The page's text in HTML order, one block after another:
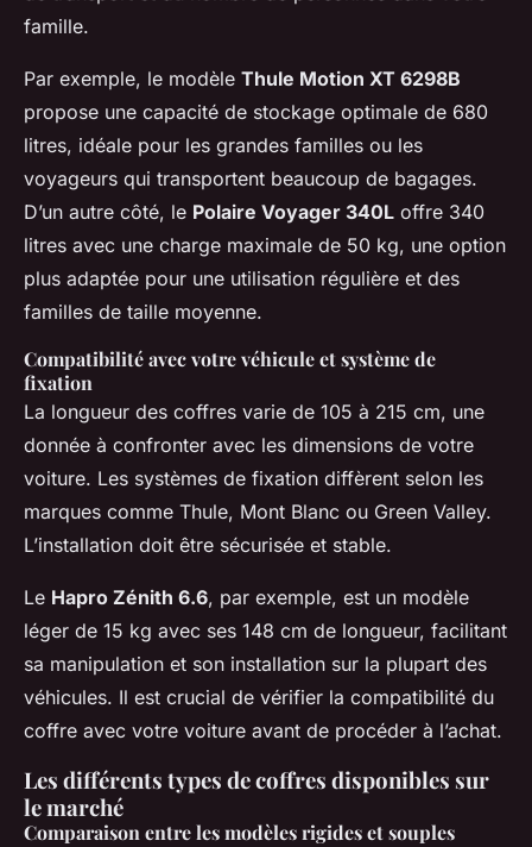
famille.
Par exemple, le modèle Thule Motion XT 6298B
propose une capacité de stockage optimale de 680
litres, idéale pour les grandes familles ou les
voyageurs qui transportent beaucoup de bagages.
D’un autre côté, le Polaire Voyager 340L offre 340
litres avec une charge maximale de 50 kg, une option
plus adaptée pour une utilisation régulière et des
familles de taille moyenne.
Compatibilité avec votre véhicule et système de
fixation
La longueur des coffres varie de 105 à 215 cm, une
donnée à confronter avec les dimensions de votre
voiture. Les systèmes de fixation diffèrent selon les
marques comme Thule, Mont Blanc ou Green Valley.
L’installation doit être sécurisée et stable.
Le Hapro Zénith 6.6, par exemple, est un modèle
léger de 15 kg avec ses 148 cm de longueur, facilitant
sa manipulation et son installation sur la plupart des
véhicules. Il est crucial de vérifier la compatibilité du
coffre avec votre voiture avant de procéder à l’achat.
Les différents types de coffres disponibles sur
le marché
Comparaison entre les modèles rigides et souples